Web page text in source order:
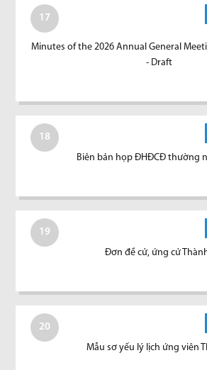
17
Minutes of the 2026 Annual General
- Draft
18
Biên bản họp ĐHĐCĐ thường
19
Đơn đề cử, ứng cử
20
Mẫu sơ yếu lý lịch ứng viên